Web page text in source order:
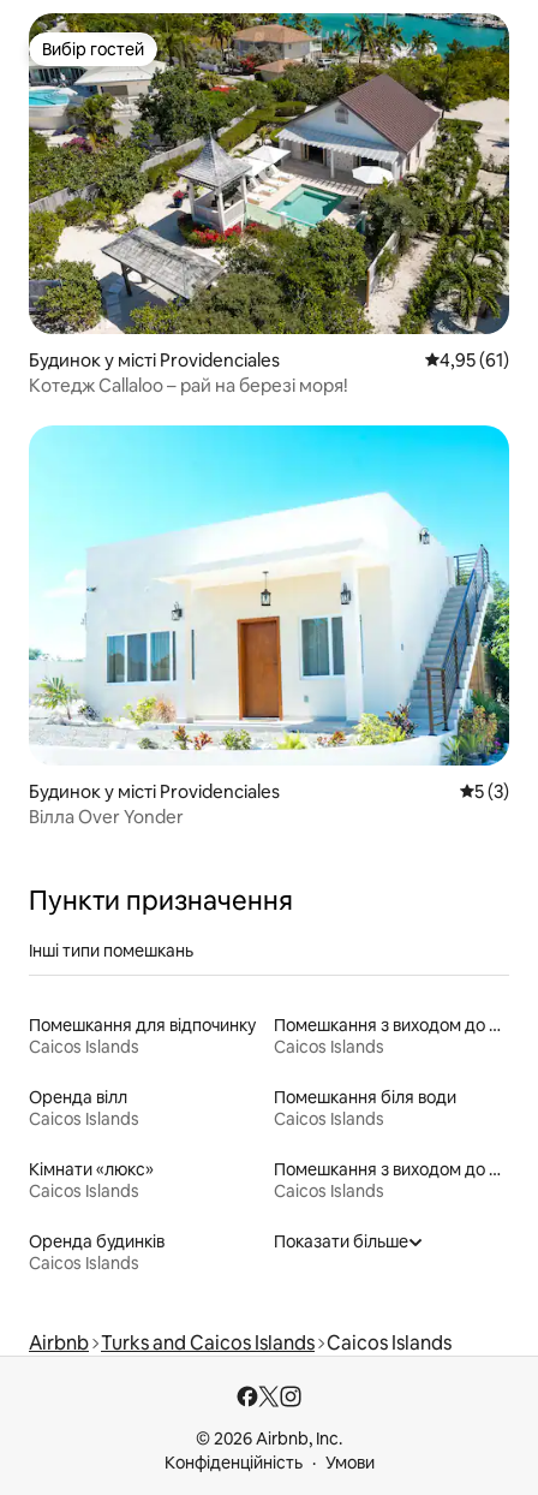
Вибір гостей
Вибір гостей
Будинок у місті Providenciales Середня
4,95 (61)
Котедж Callaloo – рай на березі моря!
Будинок у місті Providenciales Середня
5 (3)
Вілла Over Yonder
Пункти призначення
Інші типи помешкань
Помешкання для відпочинку
Caicos Islands
Помешкання з виходом до пляжу
Caicos Islands
Оренда вілл
Caicos Islands
Помешкання біля води
Caicos Islands
Кімнати «люкс»
Caicos Islands
Помешкання з виходом до озера
Caicos Islands
Оренда будинків
Caicos Islands
Показати більше
Airbnb Turks and Caicos Islands Caicos Islands
© 2026 Airbnb, Inc.
Конфіденційність
Умови